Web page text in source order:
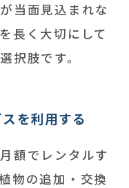
当面見込まれな
長く大切にして
択肢です。
を利用する
額でレンタルす
物の追加・交換